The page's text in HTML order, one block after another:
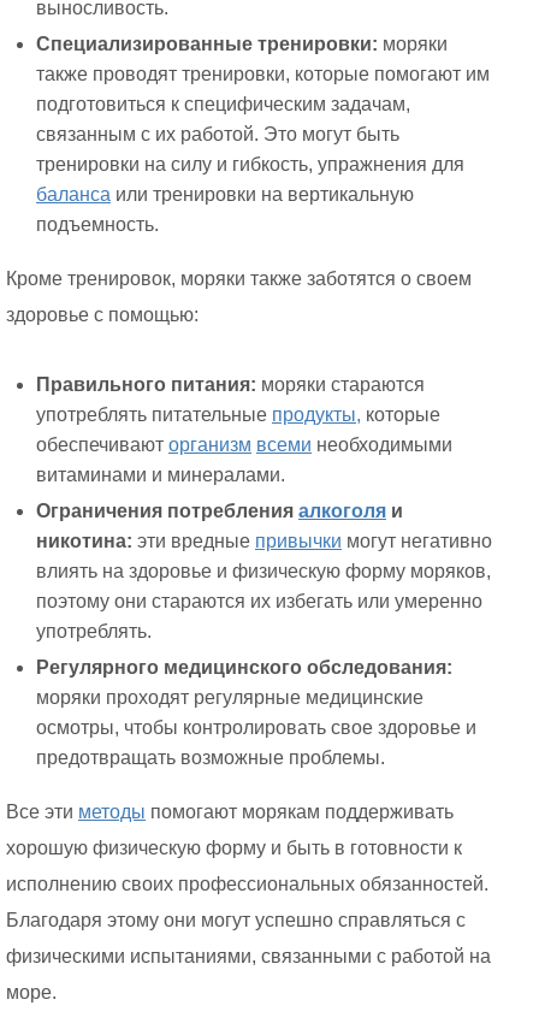
выносливость.
Специализированные тренировки: моряки
также проводят тренировки, которые помогают им
подготовиться к специфическим задачам,
связанным с их работой. Это могут быть
тренировки на силу и гибкость, упражнения для
баланса или тренировки на вертикальную
подъемность.
Кроме тренировок, моряки также заботятся о своем
здоровье с помощью:
Правильного питания: моряки стараются
употреблять питательные продукты, которые
обеспечивают организм всеми необходимыми
витаминами и минералами.
Ограничения потребления алкоголя и
никотина: эти вредные привычки могут негативно
влиять на здоровье и физическую форму моряков,
поэтому они стараются их избегать или умеренно
употреблять.
Регулярного медицинского обследования:
моряки проходят регулярные медицинские
осмотры, чтобы контролировать свое здоровье и
предотвращать возможные проблемы.
Все эти методы помогают морякам поддерживать
хорошую физическую форму и быть в готовности к
исполнению своих профессиональных обязанностей.
Благодаря этому они могут успешно справляться с
физическими испытаниями, связанными с работой на
море.